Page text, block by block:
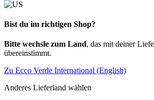
Bist du im richtigen Shop?
Bitte wechsle zum Land, das mit deiner
übereinstimmt.
Zu Ecco Verde International (English)
Anderes Lieferland wählen